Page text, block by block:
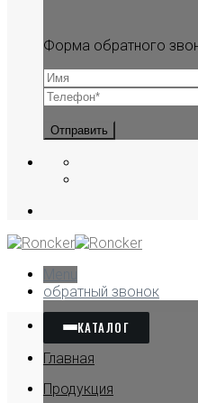
Форма обратного
обратный звонок
КАТАЛОГ
Главная
Продукция